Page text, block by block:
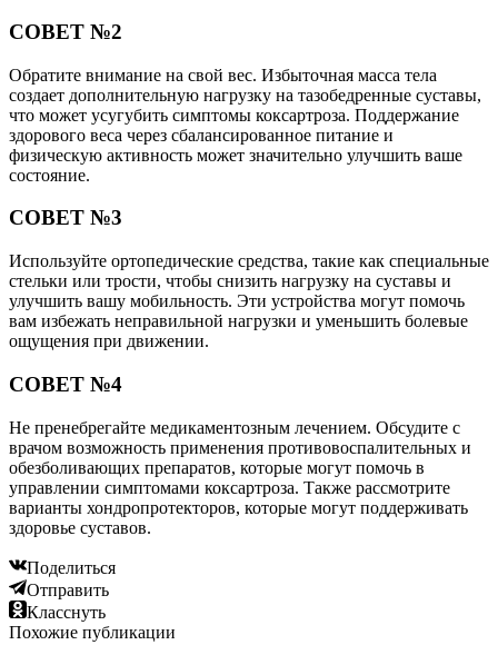
СОВЕТ №2
Обратите внимание на свой вес. Избыточная масса тела
создает дополнительную нагрузку на тазобедренные суставы,
что может усугубить симптомы коксартроза. Поддержание
здорового веса через сбалансированное питание и
физическую активность может значительно улучшить ваше
состояние.
СОВЕТ №3
Используйте ортопедические средства, такие как специальные
стельки или трости, чтобы снизить нагрузку на суставы и
улучшить вашу мобильность. Эти устройства могут помочь
вам избежать неправильной нагрузки и уменьшить болевые
ощущения при движении.
СОВЕТ №4
Не пренебрегайте медикаментозным лечением. Обсудите с
врачом возможность применения противовоспалительных и
обезболивающих препаратов, которые могут помочь в
управлении симптомами коксартроза. Также рассмотрите
варианты хондропротекторов, которые могут поддерживать
здоровье суставов.
Поделиться
Отправить
Класснуть
Похожие публикации